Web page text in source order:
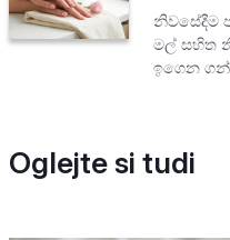
නිවසේදීම
මල් සහිත
ඉගෙන
Oglejte si tudi